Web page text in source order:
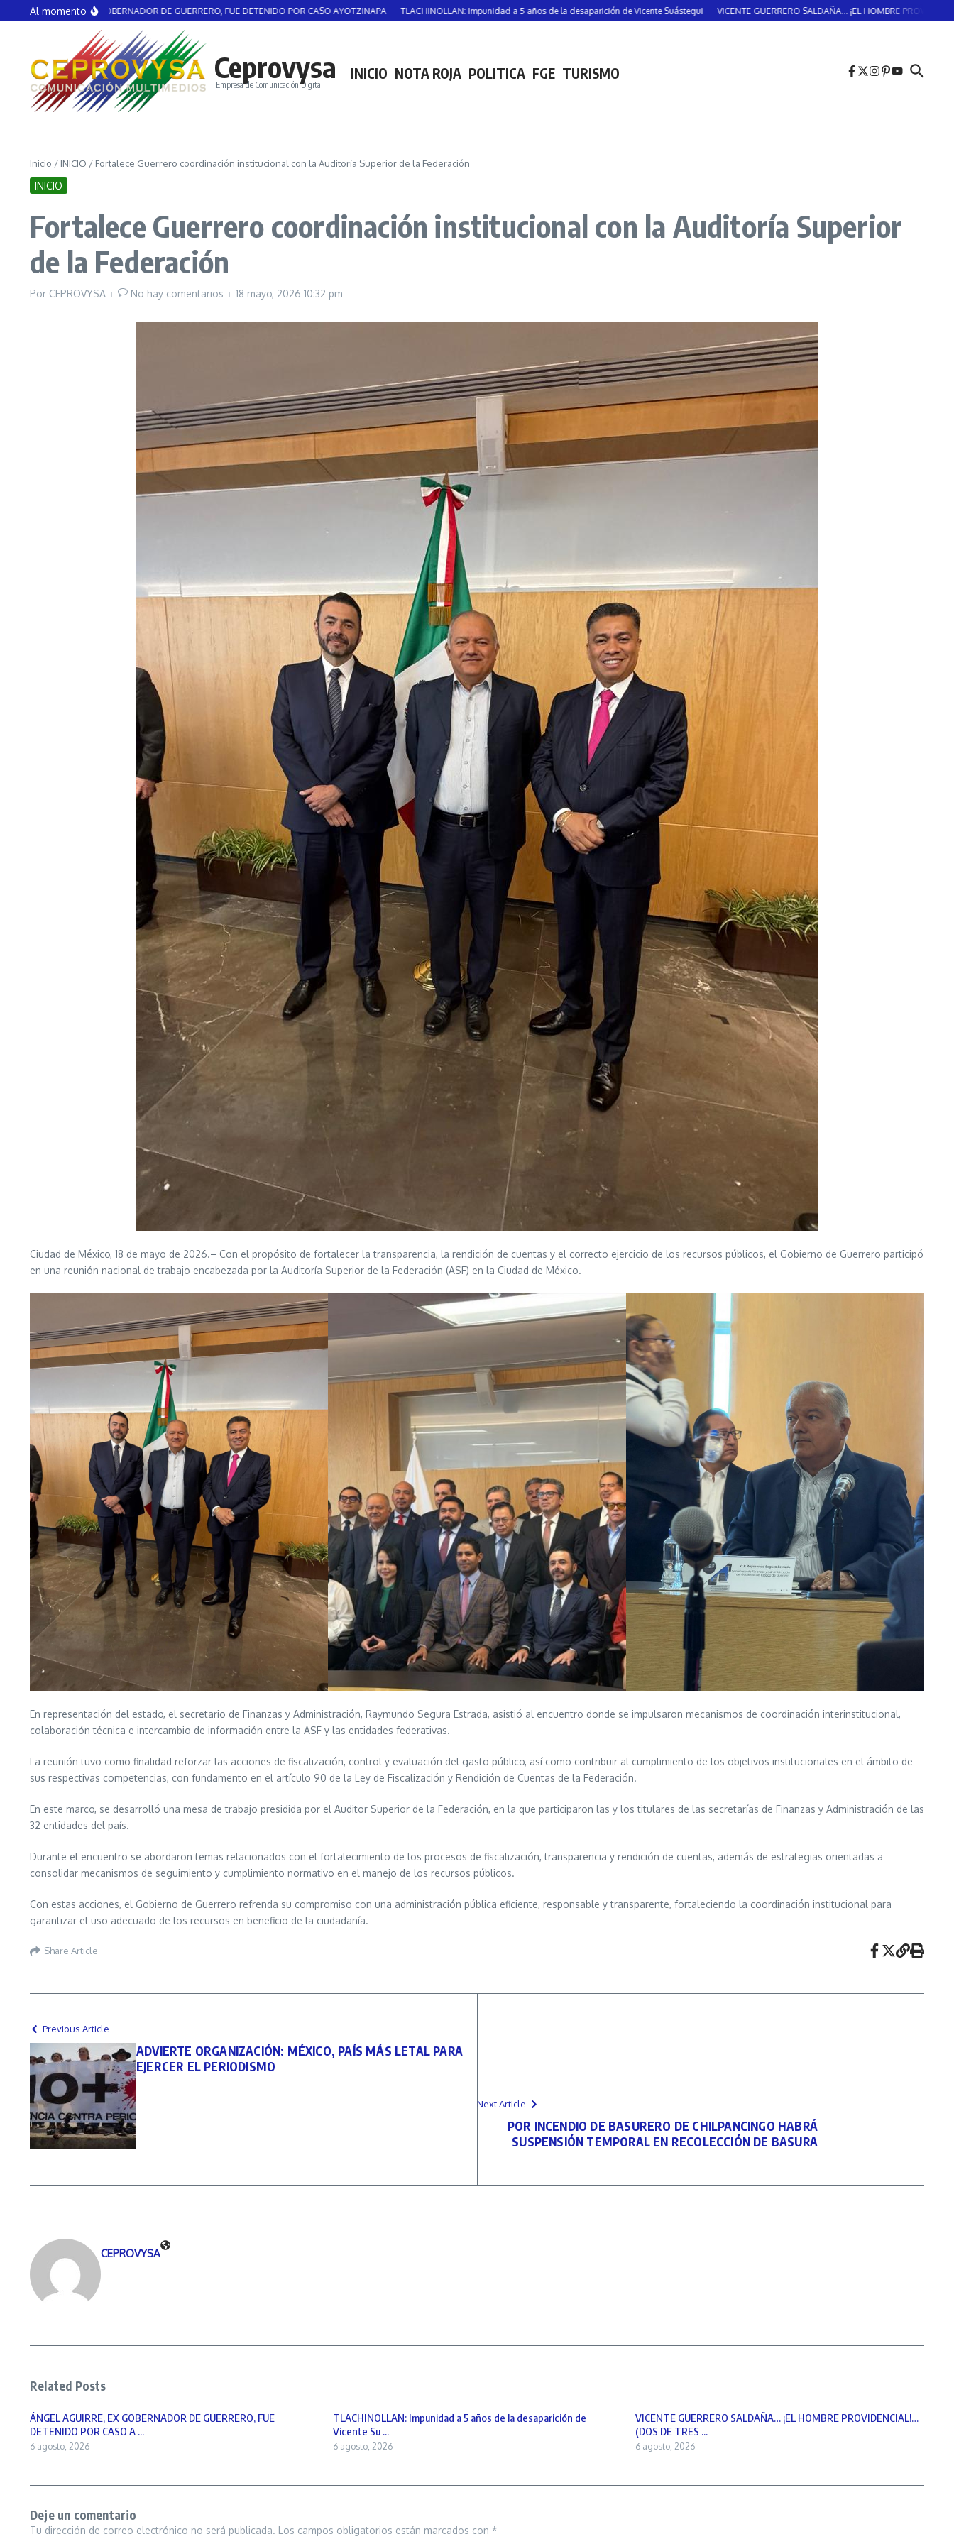
Saltar al contenido
Al momento
AGUIRRE, EX GOBERNADOR DE GUERRERO, FUE DETENIDO POR CASO AYOTZINAPA TLACHINOLLAN: Impunidad a 5 años de la desaparición de Vicente Suástegui VICENTE GUERRERO SALDAÑA… ¡EL HOMBRE PROVIDENCIAL!…
Ceprovysa
Empresa de Comunicación Digital
INICIO NOTA ROJA POLITICA FGE TURISMO
Inicio / INICIO / Fortalece Guerrero coordinación institucional con la Auditoría Superior de la Federación
INICIO
Fortalece Guerrero coordinación institucional con la Auditoría Superior
de la Federación
Por CEPROVYSA No hay comentarios 18 mayo, 2026 10:32 pm
Ciudad de México, 18 de mayo de 2026.– Con el propósito de fortalecer la transparencia, la rendición de cuentas y el correcto ejercicio de los recursos públicos, el Gobierno de Guerrero participó
en una reunión nacional de trabajo encabezada por la Auditoría Superior de la Federación (ASF) en la Ciudad de México.
En representación del estado, el secretario de Finanzas y Administración, Raymundo Segura Estrada, asistió al encuentro donde se impulsaron mecanismos de coordinación interinstitucional,
colaboración técnica e intercambio de información entre la ASF y las entidades federativas.
La reunión tuvo como finalidad reforzar las acciones de fiscalización, control y evaluación del gasto público, así como contribuir al cumplimiento de los objetivos institucionales en el ámbito de
sus respectivas competencias, con fundamento en el artículo 90 de la Ley de Fiscalización y Rendición de Cuentas de la Federación.
En este marco, se desarrolló una mesa de trabajo presidida por el Auditor Superior de la Federación, en la que participaron las y los titulares de las secretarías de Finanzas y Administración de las
32 entidades del país.
Durante el encuentro se abordaron temas relacionados con el fortalecimiento de los procesos de fiscalización, transparencia y rendición de cuentas, además de estrategias orientadas a
consolidar mecanismos de seguimiento y cumplimiento normativo en el manejo de los recursos públicos.
Con estas acciones, el Gobierno de Guerrero refrenda su compromiso con una administración pública eficiente, responsable y transparente, fortaleciendo la coordinación institucional para
garantizar el uso adecuado de los recursos en beneficio de la ciudadanía.
Share Article
Previous Article
ADVIERTE ORGANIZACIÓN: MÉXICO, PAÍS MÁS LETAL PARA
EJERCER EL PERIODISMO
Next Article
POR INCENDIO DE BASURERO DE CHILPANCINGO HABRÁ
SUSPENSIÓN TEMPORAL EN RECOLECCIÓN DE BASURA
CEPROVYSA
Related Posts
ÁNGEL AGUIRRE, EX GOBERNADOR DE GUERRERO, FUE
DETENIDO POR CASO A ...
6 agosto, 2026
TLACHINOLLAN: Impunidad a 5 años de la desaparición de
Vicente Su ...
6 agosto, 2026
VICENTE GUERRERO SALDAÑA… ¡EL HOMBRE PROVIDENCIAL!…
(DOS DE TRES ...
6 agosto, 2026
Deje un comentario
Tu dirección de correo electrónico no será publicada. Los campos obligatorios están marcados con *